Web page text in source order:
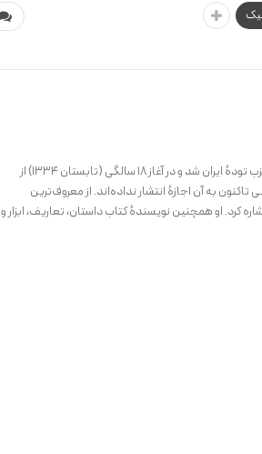
بنا به گفتهٔ وی او در آغاز ۱۴ سالگی (تابستان ۱۳۳۰) عضو سازمان جوانان حزب تودهٔ ایران شد و در آغاز ۱۸ سالگی (تابستان ۱۳۳۴) از
خاطراتش را در سال ۱۳۸۶ نوشته‌است، ولی تاکنون به آن اجازهٔ انتشار نداده‌اند. از معروف‌ترین
کرد. او همچنین نویسندهٔ کتاب داستان، تعاریف، ابزار و